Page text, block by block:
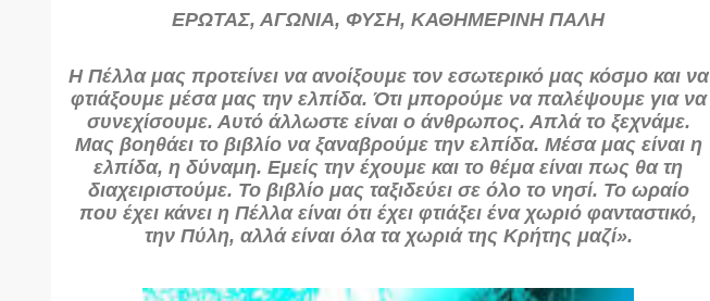
ΕΡΩΤΑΣ, ΑΓΩΝΙΑ, ΦΥΣΗ, ΚΑΘΗΜΕΡΙΝΗ ΠΑΛΗ
Η Πέλλα μας προτείνει να ανοίξουμε τον εσωτερικό μας κόσμο και να
φτιάξουμε μέσα μας την ελπίδα. Ότι μπορούμε να παλέψουμε για να
συνεχίσουμε. Αυτό άλλωστε είναι ο άνθρωπος. Απλά το ξεχνάμε.
Μας βοηθάει το βιβλίο να ξαναβρούμε την ελπίδα. Μέσα μας είναι η
ελπίδα, η δύναμη. Εμείς την έχουμε και το θέμα είναι πως θα τη
διαχειριστούμε. Το βιβλίο μας ταξιδεύει σε όλο το νησί. Το ωραίο
που έχει κάνει η Πέλλα είναι ότι έχει φτιάξει ένα χωριό φανταστικό,
την Πύλη, αλλά είναι όλα τα χωριά της Κρήτης μαζί».